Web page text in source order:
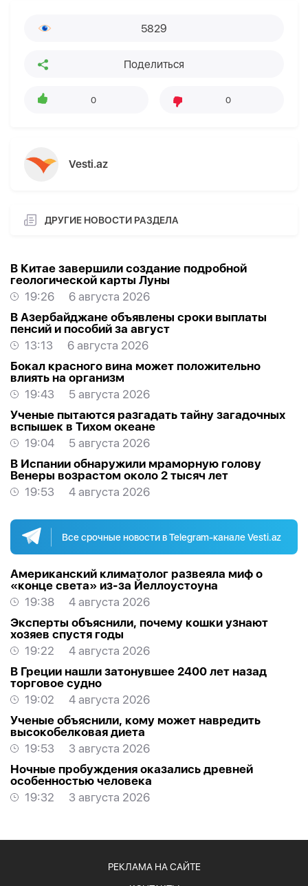
5829
Поделиться
0 0
Vesti.az
ДРУГИЕ НОВОСТИ РАЗДЕЛА
В Китае завершили создание подробной
геологической карты Луны
19:26
6 августа 2026
В Азербайджане объявлены сроки выплаты
пенсий и пособий за август
13:13
6 августа 2026
Бокал красного вина может положительно
влиять на организм
19:43
5 августа 2026
Ученые пытаются разгадать тайну загадочных
вспышек в Тихом океане
19:04
5 августа 2026
В Испании обнаружили мраморную голову
Венеры возрастом около 2 тысяч лет
19:53
4 августа 2026
Все срочные новости в Telegram-канале Vesti.az
Американский климатолог развеяла миф о
«конце света» из-за Йеллоустоуна
19:38
4 августа 2026
Эксперты объяснили, почему кошки узнают
хозяев спустя годы
19:22
4 августа 2026
В Греции нашли затонувшее 2400 лет назад
торговое судно
19:02
4 августа 2026
Ученые объяснили, кому может навредить
высокобелковая диета
19:53
3 августа 2026
Ночные пробуждения оказались древней
особенностью человека
19:32
3 августа 2026
РЕКЛАМА НА САЙТЕ